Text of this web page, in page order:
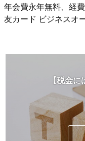
年会費永年無料、経
友カード ビジネスオ
【税金